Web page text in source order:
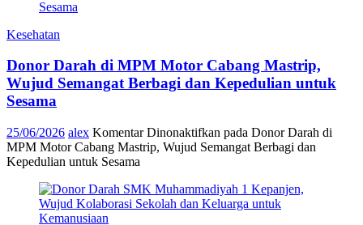
Kesehatan
Donor Darah di MPM Motor Cabang Mastrip,
Wujud Semangat Berbagi dan Kepedulian untuk
Sesama
25/06/2026 alex Komentar Dinonaktifkan pada Donor Darah di
MPM Motor Cabang Mastrip, Wujud Semangat Berbagi dan
Kepedulian untuk Sesama